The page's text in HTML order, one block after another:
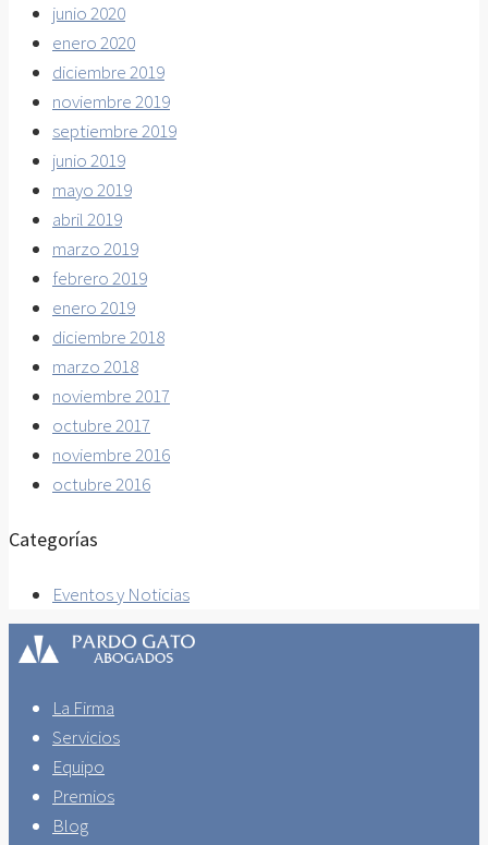
junio 2020
enero 2020
diciembre 2019
noviembre 2019
septiembre 2019
junio 2019
mayo 2019
abril 2019
marzo 2019
febrero 2019
enero 2019
diciembre 2018
marzo 2018
noviembre 2017
octubre 2017
noviembre 2016
octubre 2016
Categorías
Eventos y Noticias
La Firma
Servicios
Equipo
Premios
Blog